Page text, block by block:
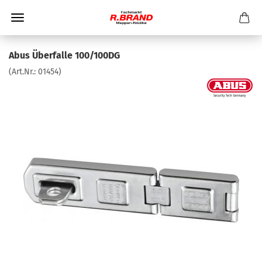
Abus Überfalle 100/100DG
(Art.Nr.: 01454)